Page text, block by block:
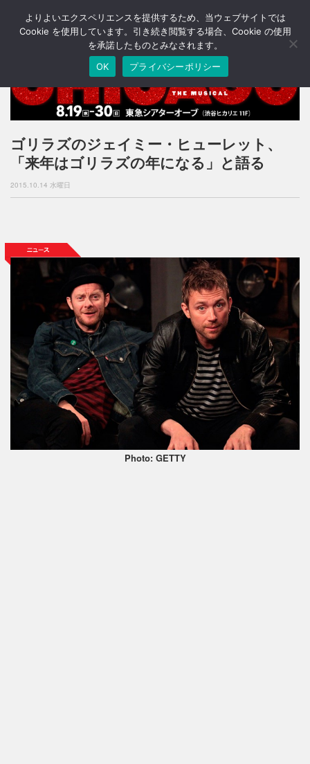
T
o
n
v
o
ゴリラズのジェイミー・ヒューレット、
「来年はゴリラズの年になる」と語る
2015.10.14 水曜日
Photo: GETTY
よりよいエクスペリエンスを提供するため、当ウェブサイトでは
Cookie を使用しています。引き続き閲覧する場合、Cookie の使用
を承諾したものとみなされます。
OK
プライバシーポリシー